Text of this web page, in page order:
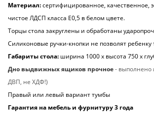
Материал:сертифицированное, качественное,
чистое ЛДСП класса Е0,5 в белом цвете.
Торцы стола закруглены и обработаны
Силиконовые ручки-кнопки не позволят ребенку
Габариты стола: ширина 1000 х высота 750 х
Дно выдвижных ящиков прочное- выполнено
ДВП, не ХДФ!)
Правый или левый вариант тумбы
Гарантия на мебель и фурнитуру 3 года